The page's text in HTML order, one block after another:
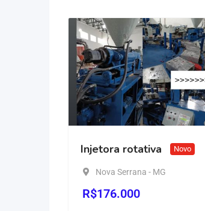
Injetora rotativa Novo
Nova Serrana - MG
176.000